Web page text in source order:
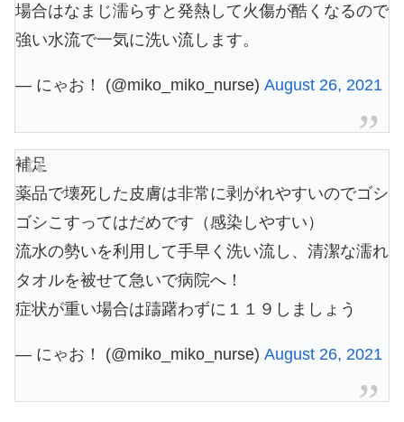
場合はなまじ濡らすと発熱して火傷が酷くなるので
強い水流で一気に洗い流します。
— にゃお！ (@miko_miko_nurse) August 26, 2021
補足
薬品で壊死した皮膚は非常に剥がれやすいのでゴシ
ゴシこすってはだめです（感染しやすい）
流水の勢いを利用して手早く洗い流し、清潔な濡れ
タオルを被せて急いで病院へ！
症状が重い場合は躊躇わずに１１９しましょう
— にゃお！ (@miko_miko_nurse) August 26, 2021